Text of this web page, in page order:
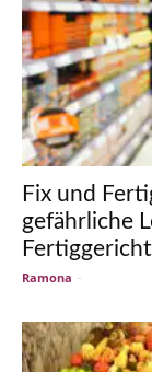
Fix und
gefährliche
Ramona -